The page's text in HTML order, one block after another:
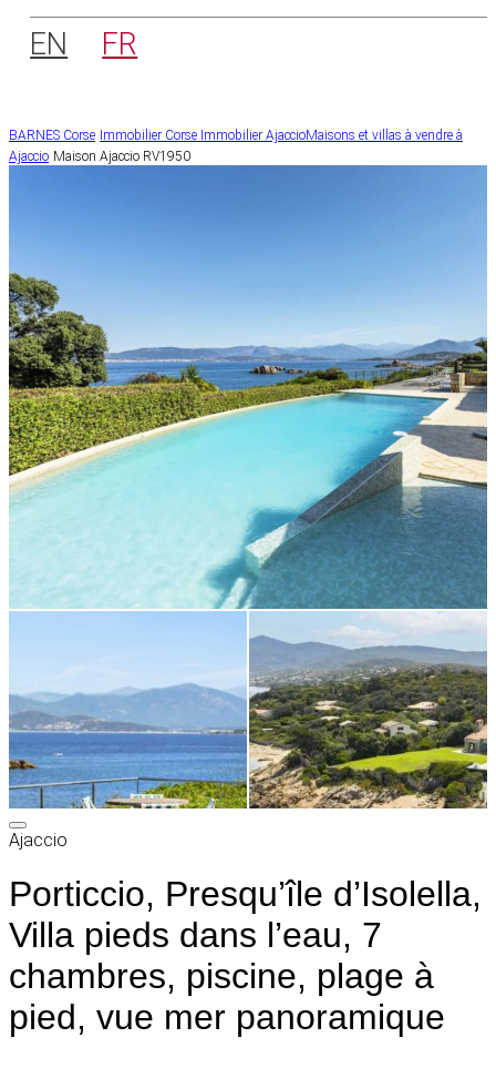
EN FR
BARNES Corse Immobilier Corse Immobilier AjaccioMaisons et villas à vendre à
Ajaccio Maison Ajaccio RV1950
Ajaccio
Porticcio, Presqu’île d’Isolella,
Villa pieds dans l’eau, 7
chambres, piscine, plage à
pied, vue mer panoramique